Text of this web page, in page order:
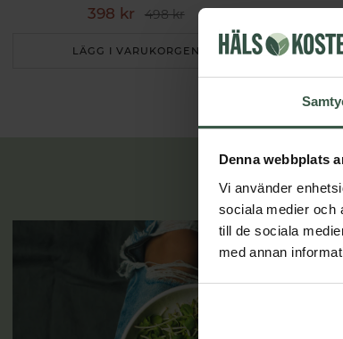
Denna webbplats
Vi använder
sociala medier och
till de sociala
med annan
398 kr 498 kr
LÄGG I VARUKORGEN